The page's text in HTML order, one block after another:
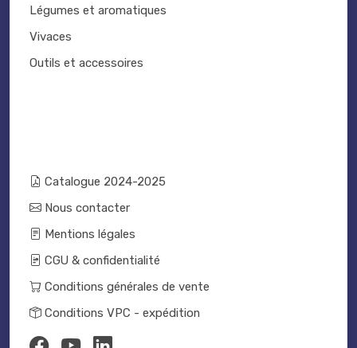
Légumes et aromatiques
Vivaces
Outils et accessoires
Catalogue 2024-2025
Nous contacter
Mentions légales
CGU & confidentialité
Conditions générales de vente
Conditions VPC - expédition